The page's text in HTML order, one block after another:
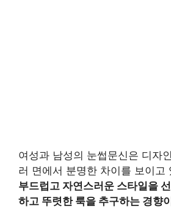
여성과 남성의 눈썹문신은 디자
러 면에서 분명한 차이를 보이고
부드럽고 자연스러운 스타일을
하고 뚜렷한 룩을 추구하는 경향